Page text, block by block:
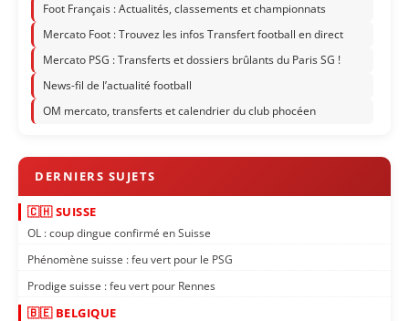
Foot Français : Actualités, classements et championnats
Mercato Foot : Trouvez les infos Transfert football en direct
Mercato PSG : Transferts et dossiers brûlants du Paris SG !
News-fil de l’actualité football
OM mercato, transferts et calendrier du club phocéen
🇨🇭 SUISSE
OL : coup dingue confirmé en Suisse
Phénomène suisse : feu vert pour le PSG
Prodige suisse : feu vert pour Rennes
🇧🇪 BELGIQUE